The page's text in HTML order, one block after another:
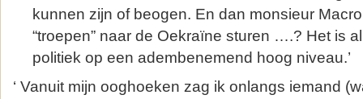
kunnen zijn of beogen. En dan monsieur
“troepen” naar de Oekraïne sturen ….? Het is
politiek op een adembenemend hoog niveau.’
‘ Vanuit mijn ooghoeken zag ik onlangs iemand